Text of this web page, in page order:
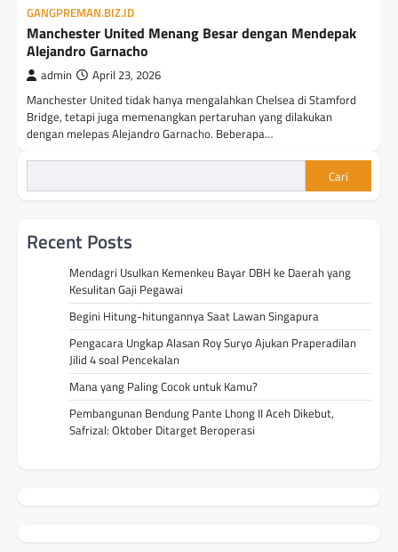
GANGPREMAN.BIZ.ID
Manchester United Menang Besar dengan Mendepak
Alejandro Garnacho
admin April 23, 2026
Manchester United tidak hanya mengalahkan Chelsea di Stamford
Bridge, tetapi juga memenangkan pertaruhan yang dilakukan
dengan melepas Alejandro Garnacho. Beberapa…
Cari
Recent Posts
Mendagri Usulkan Kemenkeu Bayar DBH ke Daerah yang
Kesulitan Gaji Pegawai
Begini Hitung-hitungannya Saat Lawan Singapura
Pengacara Ungkap Alasan Roy Suryo Ajukan Praperadilan
Jilid 4 soal Pencekalan
Mana yang Paling Cocok untuk Kamu?
Pembangunan Bendung Pante Lhong II Aceh Dikebut,
Safrizal: Oktober Ditarget Beroperasi